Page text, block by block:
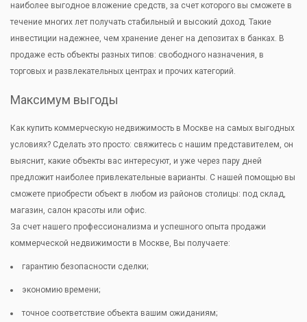
наиболее выгодное вложение средств, за счет которого вы сможете в
течение многих лет получать стабильный и высокий доход. Такие
инвестиции надежнее, чем хранение денег на депозитах в банках. В
продаже есть объекты разных типов: свободного назначения, в
торговых и развлекательных центрах и прочих категорий.
Максимум выгоды
Как купить коммерческую недвижимость в Москве на самых выгодных
условиях? Сделать это просто: свяжитесь с нашим представителем, он
выяснит, какие объекты вас интересуют, и уже через пару дней
предложит наиболее привлекательные варианты. С нашей помощью вы
сможете приобрести объект в любом из районов столицы: под склад,
магазин, салон красоты или офис.
За счет нашего профессионализма и успешного опыта продажи
коммерческой недвижимости в Москве, Вы получаете:
гарантию безопасности сделки;
экономию времени;
точное соответствие объекта вашим ожиданиям;